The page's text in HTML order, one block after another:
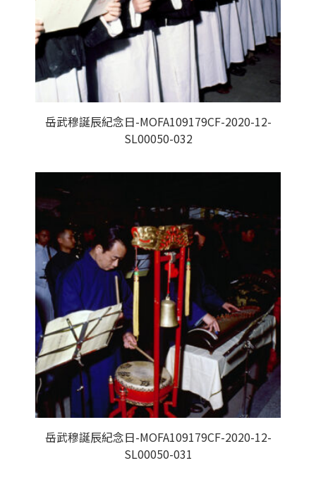
岳武穆誕辰紀念日-MOFA109179CF-2020-12-
SL00050-032
岳武穆誕辰紀念日-MOFA109179CF-2020-12-
SL00050-031